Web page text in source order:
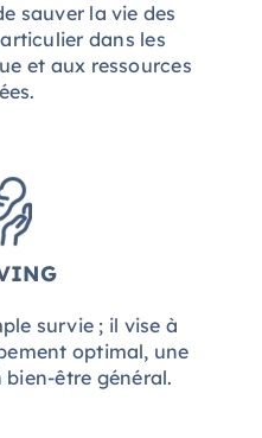
sauver la vie des
dans les
et aux ressources
survie ; il vise à
optimal, une
être général.